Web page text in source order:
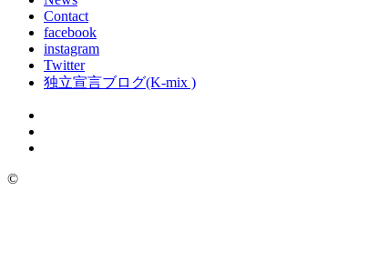
Contact
facebook
instagram
Twitter
独立宣言ブログ(K-mix )
©